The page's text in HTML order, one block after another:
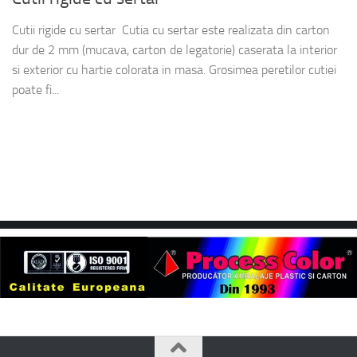
Cutii rigide cu sertar Cutia cu sertar este realizata din carton
dur de 2 mm (mucava, carton de legatorie) caserata la interior
si exterior cu hartie colorata in masa. Grosimea peretilor cutiei
poate fi...